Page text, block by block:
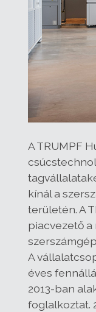
A TRUMPF
kínál a
területén. A
piacvezető
A
éves
2013-ban
foglalkoztat.